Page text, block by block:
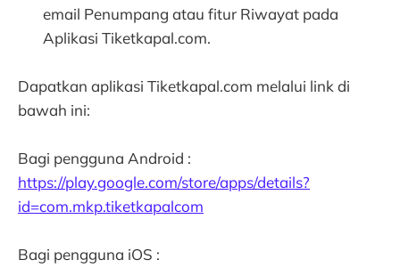
email Penumpang atau fitur Riwayat pada
Aplikasi Tiketkapal.com.
Dapatkan aplikasi Tiketkapal.com melalui link di
bawah ini:
Bagi pengguna Android :
https://play.google.com/store/apps/details?
id=com.mkp.tiketkapalcom
Bagi pengguna iOS :